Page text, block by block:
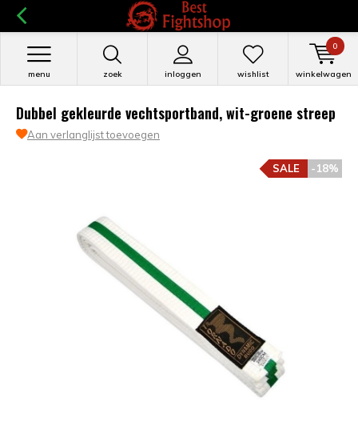
zoek inloggen
menu wishlist winkelwagen
0
Dubbel gekleurde vechtsportband, wit-groene streep
Aan verlanglijst toevoegen
-18%
SALE